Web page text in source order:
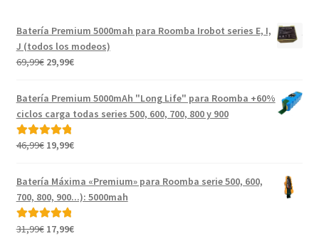
Batería Premium 5000mah para Roomba Irobot series E, I,
J (todos los modeos)
69,99€ El
original
69,99€.
29,99€El
actual
Batería Premium 5000mAh "Long Life" para Roomba +60%
ciclos carga todas series 500, 600, 700, 800 y 900
Valorado con
46,99€ El
original
era:
46,99€.
19,99€El
actual
es:
19,99€.
Batería Máxima «Premium» para Roomba serie 500, 600,
700, 800, 900...): 5000mah
Valorado con
31,99€ El
17,99€El